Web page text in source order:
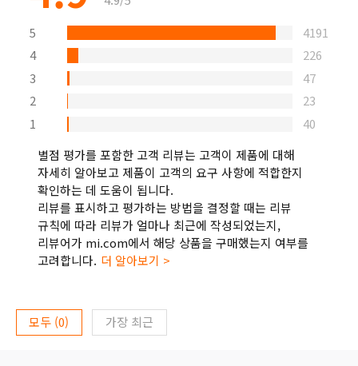
5
4191
4
226
3
47
2
23
1
40
별점 평가를 포함한 고객 리뷰는 고객이 제품에 대해
자세히 알아보고 제품이 고객의 요구 사항에 적합한지
확인하는 데 도움이 됩니다.
리뷰를 표시하고 평가하는 방법을 결정할 때는 리뷰
규칙에 따라 리뷰가 얼마나 최근에 작성되었는지,
리뷰어가 mi.com에서 해당 상품을 구매했는지 여부를
고려합니다. 더 알아보기 >
모두 (0) 가장 최근